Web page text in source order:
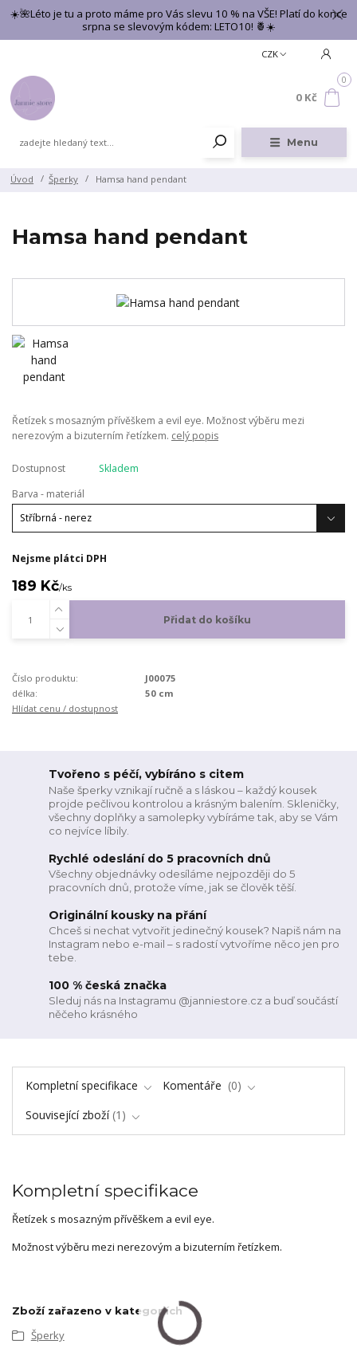
☀️🌺Léto je tu a proto máme pro Vás slevu 10 % na VŠE! Platí do konce
srpna se slevovým kódem: LETO10! 🍍☀️
Menu
CZK
0
0 Kč
Úvod Šperky Hamsa hand pendant
Hamsa hand pendant
Řetízek s mosazným přívěškem a evil eye. Možnost výběru mezi
nerezovým a bizuterním řetízkem. celý popis
Dostupnost
Skladem
Barva - materiál
Nejsme plátci DPH
189 Kč/ks
Přidat do košíku
Číslo produktu:
J00075
délka:
50 cm
Hlídat cenu / dostupnost
Tvořeno s péčí, vybíráno s citem
Naše šperky vznikají ručně a s láskou – každý kousek
projde pečlivou kontrolou a krásným balením. Skleničky,
všechny doplňky a samolepky vybíráme tak, aby se Vám
co nejvíce líbily.
Rychlé odeslání do 5 pracovních dnů
Všechny objednávky odesíláme nejpozději do 5
pracovních dnů, protože víme, jak se člověk těší.
Originální kousky na přání
Chceš si nechat vytvořit jedinečný kousek? Napiš nám na
Instagram nebo e-mail – s radostí vytvoříme něco jen pro
tebe.
100 % česká značka
Sleduj nás na Instagramu @janniestore.cz a buď součástí
něčeho krásného
Kompletní specifikace Komentáře
0
Související zboží 1
Kompletní specifikace
Řetízek s mosazným přívěškem a evil eye.
Možnost výběru mezi nerezovým a bizuterním řetízkem.
Zboží zařazeno v kategoriích
Šperky